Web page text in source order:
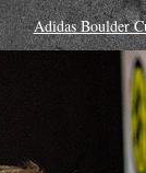
Adidas Boulder